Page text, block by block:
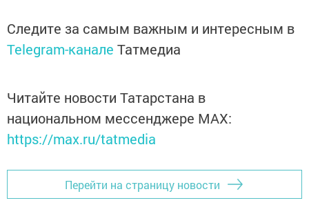
Следите за самым важным и интересным в
Telegram-канале Татмедиа
Читайте новости Татарстана в
национальном мессенджере MАХ:
https://max.ru/tatmedia
Перейти на страницу новости